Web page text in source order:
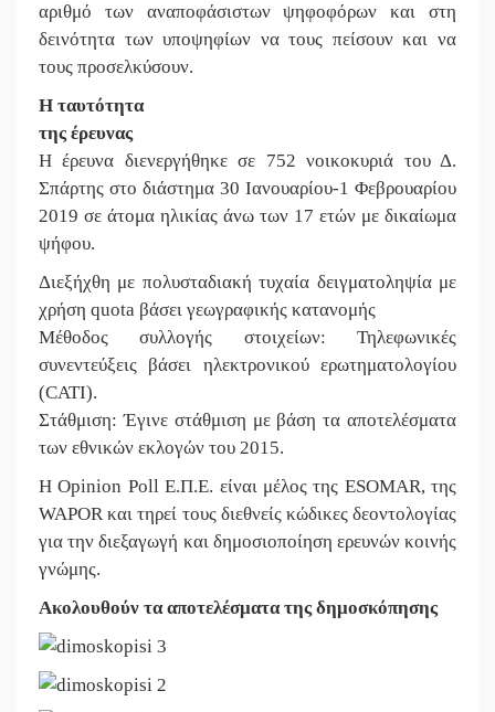
αριθμό των αναποφάσιστων ψηφοφόρων και στη
δεινότητα των υποψηφίων να τους πείσουν και να
τους προσελκύσουν.
Η ταυτότητα
της έρευνας
Η έρευνα διενεργήθηκε σε 752 νοικοκυριά του Δ.
Σπάρτης στο διάστημα 30 Ιανουαρίου-1 Φεβρουαρίου
2019 σε άτομα ηλικίας άνω των 17 ετών με δικαίωμα
ψήφου.
Διεξήχθη με πολυσταδιακή τυχαία δειγματοληψία με
χρήση quota βάσει γεωγραφικής κατανομής
Μέθοδος συλλογής στοιχείων: Τηλεφωνικές
συνεντεύξεις βάσει ηλεκτρονικού ερωτηματολογίου
(CATI).
Στάθμιση: Έγινε στάθμιση με βάση τα αποτελέσματα
των εθνικών εκλογών του 2015.
Η Opinion Poll Ε.Π.Ε. είναι μέλος της ESOMAR, της
WAPOR και τηρεί τους διεθνείς κώδικες δεοντολογίας
για την διεξαγωγή και δημοσιοποίηση ερευνών κοινής
γνώμης.
Ακολουθούν τα αποτελέσματα της δημοσκόπησης